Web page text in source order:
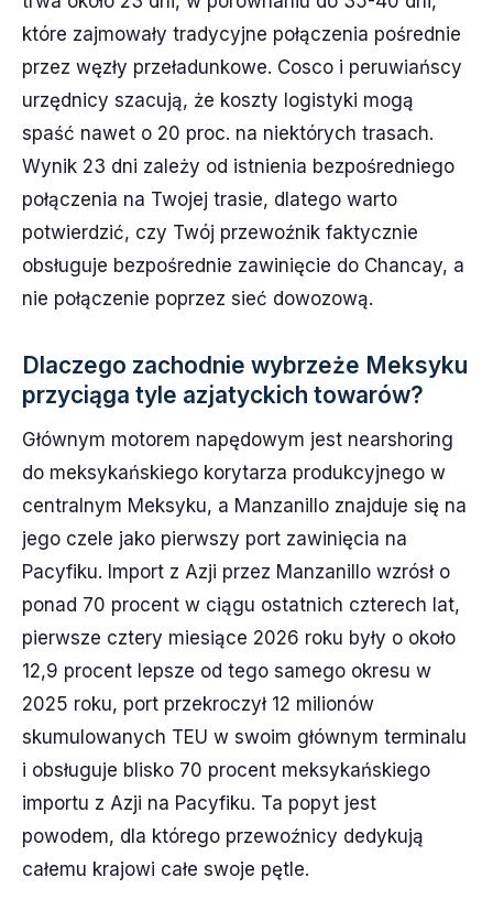
które zajmowały tradycyjne połączenia pośrednie
przez węzły przeładunkowe. Cosco i peruwiańscy
urzędnicy szacują, że koszty logistyki mogą
spaść nawet o 20 proc. na niektórych trasach.
Wynik 23 dni zależy od istnienia bezpośredniego
połączenia na Twojej trasie, dlatego warto
potwierdzić, czy Twój przewoźnik faktycznie
obsługuje bezpośrednie zawinięcie do Chancay, a
nie połączenie poprzez sieć dowozową.
Dlaczego zachodnie wybrzeże Meksyku
przyciąga tyle azjatyckich towarów?
Głównym motorem napędowym jest nearshoring
do meksykańskiego korytarza produkcyjnego w
centralnym Meksyku, a Manzanillo znajduje się na
jego czele jako pierwszy port zawinięcia na
Pacyfiku. Import z Azji przez Manzanillo wzrósł o
ponad 70 procent w ciągu ostatnich czterech lat,
pierwsze cztery miesiące 2026 roku były o około
12,9 procent lepsze od tego samego okresu w
2025 roku, port przekroczył 12 milionów
skumulowanych TEU w swoim głównym terminalu
i obsługuje blisko 70 procent meksykańskiego
importu z Azji na Pacyfiku. Ta popyt jest
powodem, dla którego przewoźnicy dedykują
całemu krajowi całe swoje pętle.